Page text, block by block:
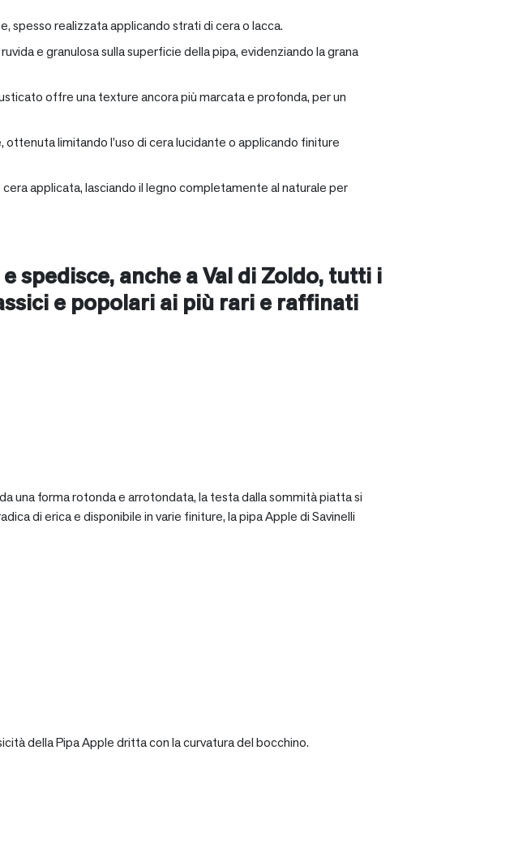
spesso realizzata applicando strati di cera o lacca.
e granulosa sulla superficie della pipa, evidenziando la grana
offre una texture ancora più marcata e profonda, per un
limitando l’uso di cera lucidante o applicando finiture
applicata, lasciando il legno completamente al naturale per
spedisce, anche aVal di Zoldo, tutti i
e popolari ai più rari e raffinati
una forma rotonda e arrotondata, la testa dalla sommità piatta si
di erica e disponibile in varie finiture, la pipa Apple di Savinelli
della Pipa Apple dritta con la curvatura del bocchino.